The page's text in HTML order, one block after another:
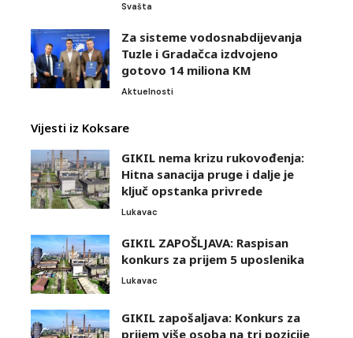
Svašta
Za sisteme vodosnabdijevanja
Tuzle i Gradačca izdvojeno
gotovo 14 miliona KM
Aktuelnosti
Vijesti iz Koksare
GIKIL nema krizu rukovođenja:
Hitna sanacija pruge i dalje je
ključ opstanka privrede
Lukavac
GIKIL ZAPOŠLJAVA: Raspisan
konkurs za prijem 5 uposlenika
Lukavac
GIKIL zapošaljava: Konkurs za
prijem više osoba na tri pozicije